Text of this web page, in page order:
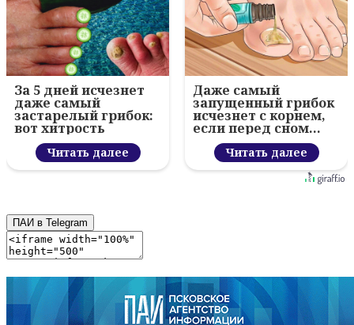
За 5 дней исчезнет
даже самый
застарелый грибок:
вот хитрость
Читать далее
Даже самый
запущенный грибок
исчезнет с корнем,
если перед сном…
Читать далее
ПАИ в Telegram